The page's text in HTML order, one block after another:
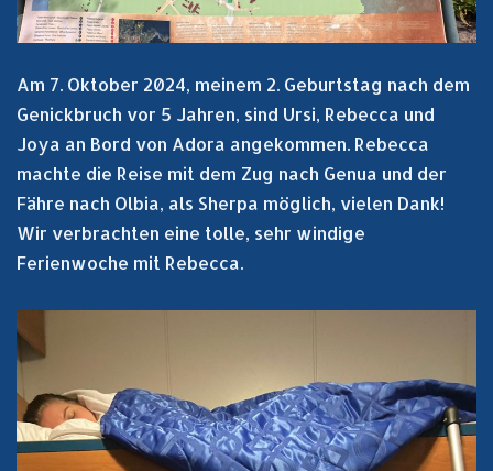
Am 7. Oktober 2024, meinem 2. Geburtstag nach dem
Genickbruch vor 5 Jahren, sind Ursi, Rebecca und
Joya an Bord von Adora angekommen. Rebecca
machte die Reise mit dem Zug nach Genua und der
Fähre nach Olbia, als Sherpa möglich, vielen Dank!
Wir verbrachten eine tolle, sehr windige
Ferienwoche mit Rebecca.